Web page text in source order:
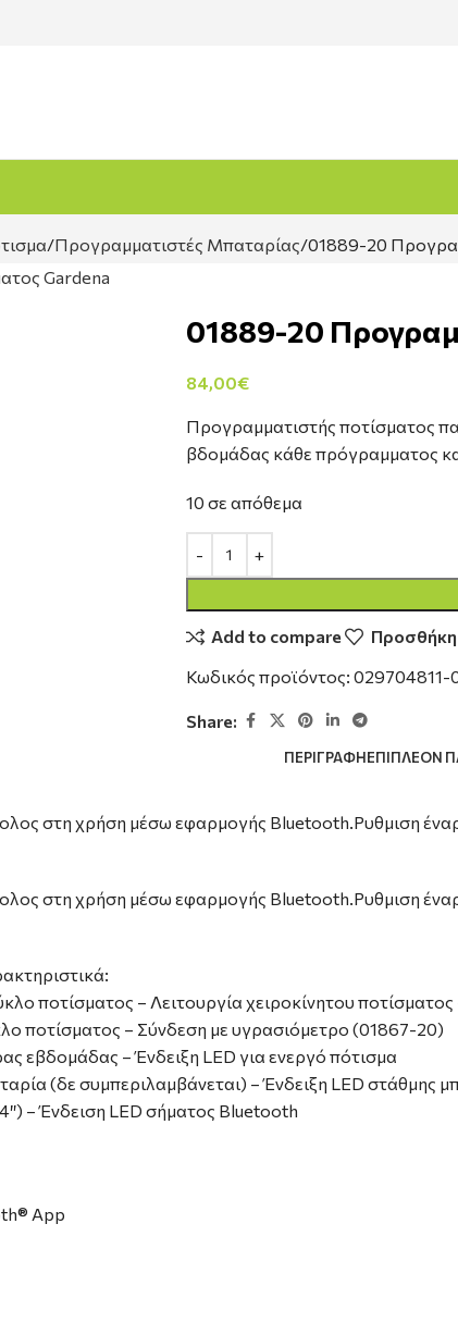
Προγραμματιστές Μπαταρίας 01889-20
01889-20
84,00€
Προγραμματιστής ποτίσματος
βδομάδας κάθε πρόγραμματος
10 σε απόθεμα
Add to compare
Κωδικός προϊόντος: 029704811-
Share:
ΠΕΡΙΓΡΑΦΉΕΠΙΠΛΈΟΝ
στη χρήση μέσω εφαρμογής Bluetooth.Ρυθμιση
στη χρήση μέσω εφαρμογής Bluetooth.Ρυθμιση
ποτίσματος – Λειτουργία χειροκίνητου
ποτίσματος – Σύνδεση με υγρασιόμετρο (01867-20)
εβδομάδας – Ένδειξη LED για ενεργό πότισμα
(δε συμπεριλαμβάνεται) – Ένδειξη LED στάθμης
– Ένδειση LED σήματος Bluetooth
App